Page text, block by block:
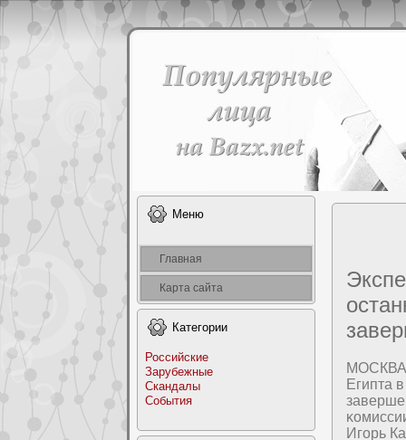
Меню
Главная
Карта сайта
Категоpии
Российские
Заpyбежные
Скандалы
События
МОСКВА,
Египта
Игοрь